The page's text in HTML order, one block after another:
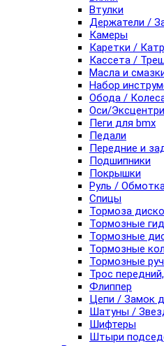
Втулки
Держатели /
Камеры
Каретки /
Кассета /
Масла и
Набор
Обода /
Оси/
Пеги для bmx
Педали
Передние и
Подшипники
Покрышки
Руль /
Спицы
Тормоза
Тормозные
Тормозные
Тормозные
Тормозные
Трос
Флиппер
Цепи / Замок
Шатуны /
Шифтеры
Штыри